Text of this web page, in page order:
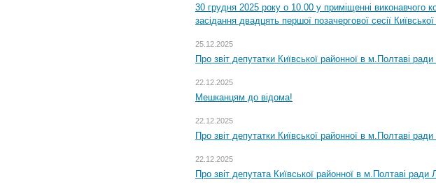
30 грудня 2025 року о 10.00 у приміщенні виконавчого
засідання двадцять першої позачергової сесії
25.12.2025
Про звіт депутатки Київської районної в м.Полтаві
22.12.2025
Мешканцям до відома!
22.12.2025
Про звіт депутатки Київської районної в м.Полтаві
22.12.2025
Про звіт депутата Київської районної в м.Полтаві ради